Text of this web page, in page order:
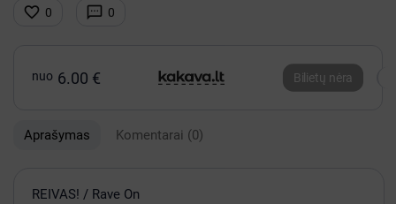
 0  0
nuo 6.00 € Bilietų nėra
Aprašymas Komentarai (0)
REIVAS! / Rave On